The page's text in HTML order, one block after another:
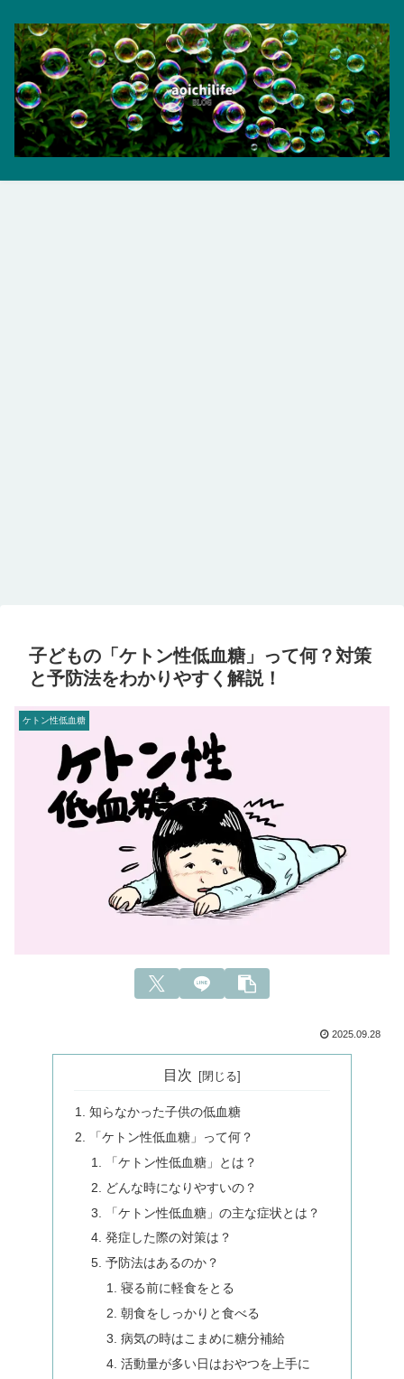
子どもの「ケトン性低血糖」って何？対策
と予防法をわかりやすく解説！
ケトン性低血糖
2025.09.28
目次
知らなかった子供の低血糖
「ケトン性低血糖」って何？
「ケトン性低血糖」とは？
どんな時になりやすいの？
「ケトン性低血糖」の主な症状とは？
発症した際の対策は？
予防法はあるのか？
寝る前に軽食をとる
朝食をしっかりと食べる
病気の時はこまめに糖分補給
活動量が多い日はおやつを上手に